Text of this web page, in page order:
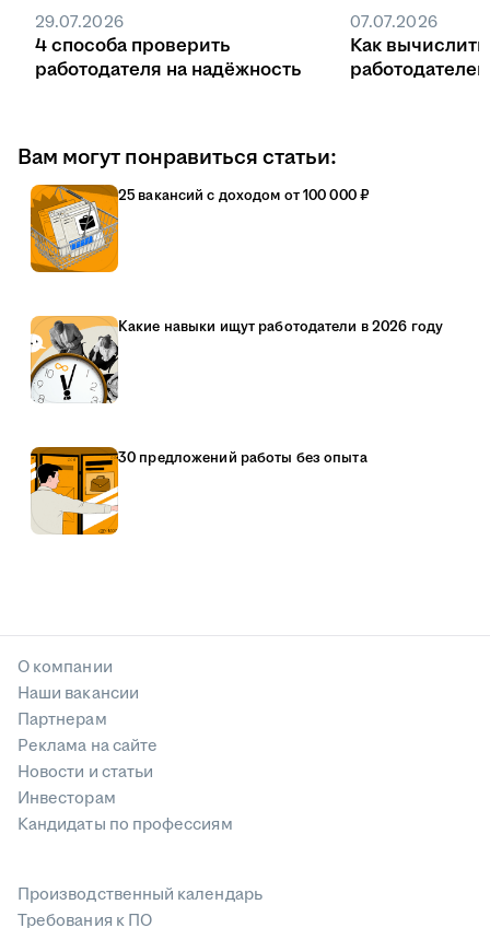
29.07.2026
4 способа проверить
работодателя на надёжность
07.07.2026
Как вычислить
Вам могут понравиться статьи:
25 вакансий с доходом от 100 000 ₽
Какие навыки ищут работодатели в 2026 году
30 предложений работы без опыта
О компании
Наши вакансии
Партнерам
Реклама на сайте
Новости и статьи
Инвесторам
Кандидаты по профессиям
Производственный календарь
Требования к ПО